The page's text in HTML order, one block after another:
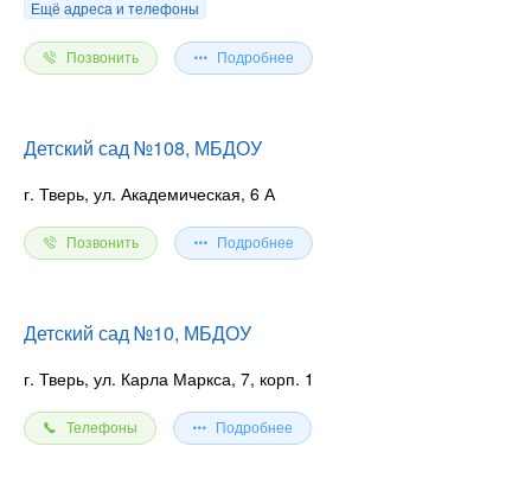
Ещё адреса и телефоны
Позвонить Подробнее
Детский сад №108, МБДОУ
г. Тверь, ул. Академическая, 6 А
Позвонить Подробнее
Детский сад №10, МБДОУ
г. Тверь, ул. Карла Маркса, 7, корп. 1
Телефоны Подробнее